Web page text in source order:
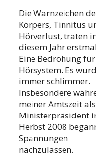
Die Warnzeichen
Körpers, Tinnitus
Hörverlust, traten
diesem Jahr
Eine Bedrohung
Hörsystem. Es
immer schlimmer.
Insbesondere
meiner Amtszeit als
Ministerpräsident
Herbst 2008
Spannungen
nachzulassen.